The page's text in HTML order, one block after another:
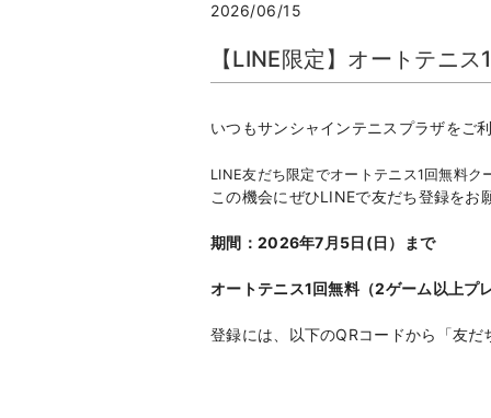
2026/06/15
【LINE限定】オートテニ
いつもサンシャインテニスプラザをご
LINE友だち限定でオートテニス1回無料ク
この機会にぜひLINEで友だち登録をお
期間：2026年7 月5日(日）まで
オートテニス1回無料（2ゲーム以上プ
登録には、以下のQRコードから「友